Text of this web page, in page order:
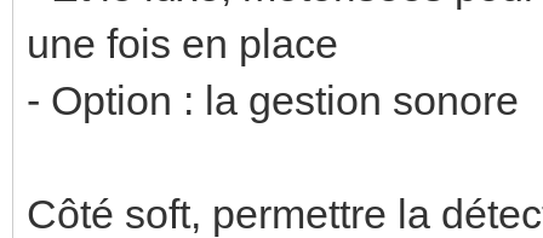
une fois en place
- Option : la gestion sonore
Côté soft, permettre la